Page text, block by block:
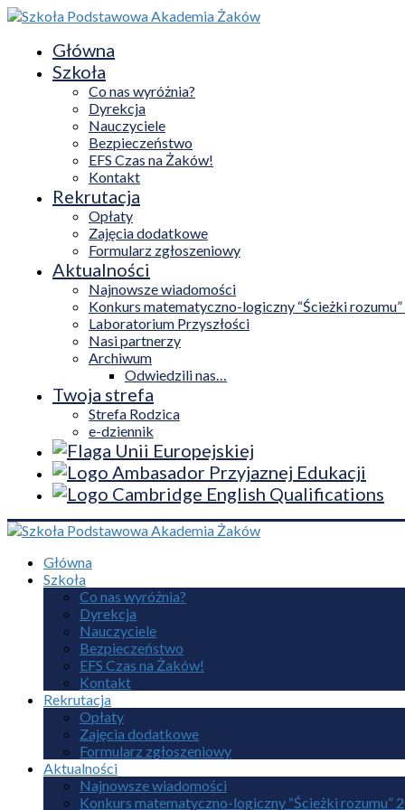
Główna
Szkoła
Co nas wyróżnia?
Dyrekcja
Nauczyciele
Bezpieczeństwo
EFS Czas na Żaków!
Kontakt
Rekrutacja
Opłaty
Zajęcia dodatkowe
Formularz zgłoszeniowy
Aktualności
Najnowsze wiadomości
Konkurs matematyczno-logiczny “Ścieżki
Laboratorium Przyszłości
Nasi partnerzy
Archiwum
Odwiedzili nas…
Twoja strefa
Strefa Rodzica
e-dziennik
Główna
Szkoła
Co nas wyróżnia?
Dyrekcja
Nauczyciele
Bezpieczeństwo
EFS Czas na Żaków!
Kontakt
Rekrutacja
Opłaty
Zajęcia dodatkowe
Formularz zgłoszeniowy
Aktualności
Najnowsze wiadomości
Konkurs matematyczno-logiczny “Ścieżki rozumu”